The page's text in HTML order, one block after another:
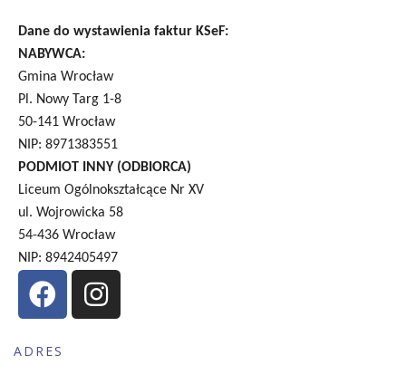
Dane do wystawienia faktur KSeF:
NABYWCA:
Gmina Wrocław
Pl. Nowy Targ 1-8
50-141 Wrocław
NIP: 8971383551
PODMIOT INNY (ODBIORCA)
Liceum Ogólnokształcące Nr XV
ul. Wojrowicka 58
54-436 Wrocław
NIP: 8942405497
ADRES